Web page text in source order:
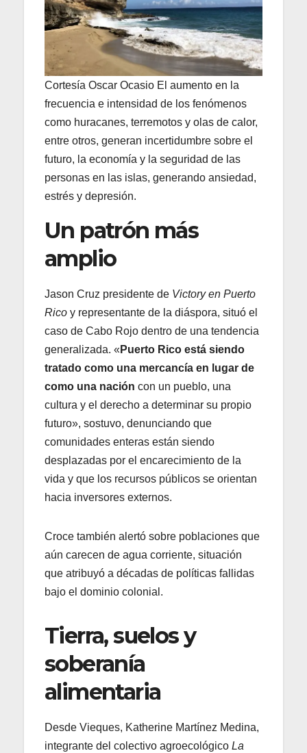
Cortesía Oscar Ocasio El aumento en la
frecuencia e intensidad de los fenómenos
como huracanes, terremotos y olas de calor,
entre otros, generan incertidumbre sobre el
futuro, la economía y la seguridad de las
personas en las islas, generando ansiedad,
estrés y depresión.
Un patrón más
amplio
Jason Cruz presidente de Victory en Puerto
Rico y representante de la diáspora, situó el
caso de Cabo Rojo dentro de una tendencia
generalizada. « Puerto Rico está siendo
tratado como una mercancía en lugar de
como una nación con un pueblo, una
cultura y el derecho a determinar su propio
futuro», sostuvo, denunciando que
comunidades enteras están siendo
desplazadas por el encarecimiento de la
vida y que los recursos públicos se orientan
hacia inversores externos.
Croce también alertó sobre poblaciones que
aún carecen de agua corriente, situación
que atribuyó a décadas de políticas fallidas
bajo el dominio colonial.
Tierra, suelos y
soberanía
alimentaria
Desde Vieques, Katherine Martínez Medina,
integrante del colectivo agroecológico La